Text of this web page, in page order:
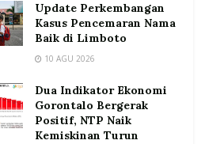
Update Perkembangan
Kasus Pencemaran Nama
Baik di Limboto
10 AGU 2026
Dua Indikator Ekonomi
Gorontalo Bergerak
Positif, NTP Naik
Kemiskinan Turun